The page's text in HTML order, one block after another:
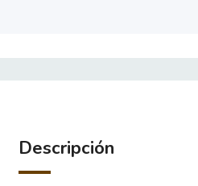
Descripción